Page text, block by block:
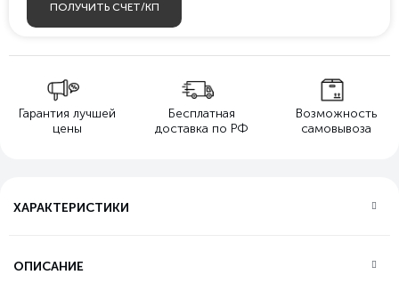
ПОЛУЧИТЬ СЧЕТ/КП
Гарантия лучшей
цены
Бесплатная
доставка по РФ
Возможность
самовывоза
ХАРАКТЕРИСТИКИ
ОПИСАНИЕ